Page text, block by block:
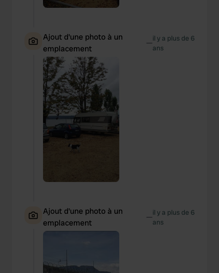
Ajout d'une photo à un
emplacement
—il y a plus de 6
ans
Ajout d'une photo à un
emplacement
—il y a plus de 6
ans